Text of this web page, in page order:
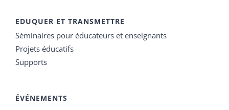
EDUQUER ET TRANSMETTRE
Séminaires pour éducateurs et enseignants
Projets éducatifs
Supports
ÉVÉNEMENTS